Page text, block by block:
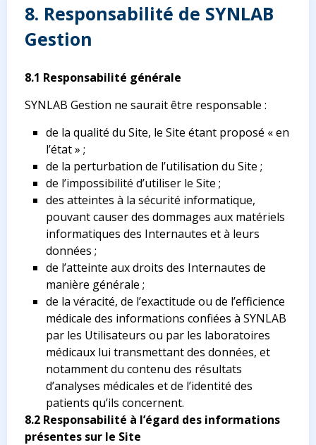
8. Responsabilité de SYNLAB
Gestion
8.1 Responsabilité générale
SYNLAB Gestion ne saurait être responsable :
de la qualité du Site, le Site étant proposé « en
l’état » ;
de la perturbation de l’utilisation du Site ;
de l’impossibilité d’utiliser le Site ;
des atteintes à la sécurité informatique,
pouvant causer des dommages aux matériels
informatiques des Internautes et à leurs
données ;
de l’atteinte aux droits des Internautes de
manière générale ;
de la véracité, de l’exactitude ou de l’efficience
médicale des informations confiées à SYNLAB
par les Utilisateurs ou par les laboratoires
médicaux lui transmettant des données, et
notamment du contenu des résultats
d’analyses médicales et de l’identité des
patients qu’ils concernent.
8.2 Responsabilité à l’égard des informations
présentes sur le Site